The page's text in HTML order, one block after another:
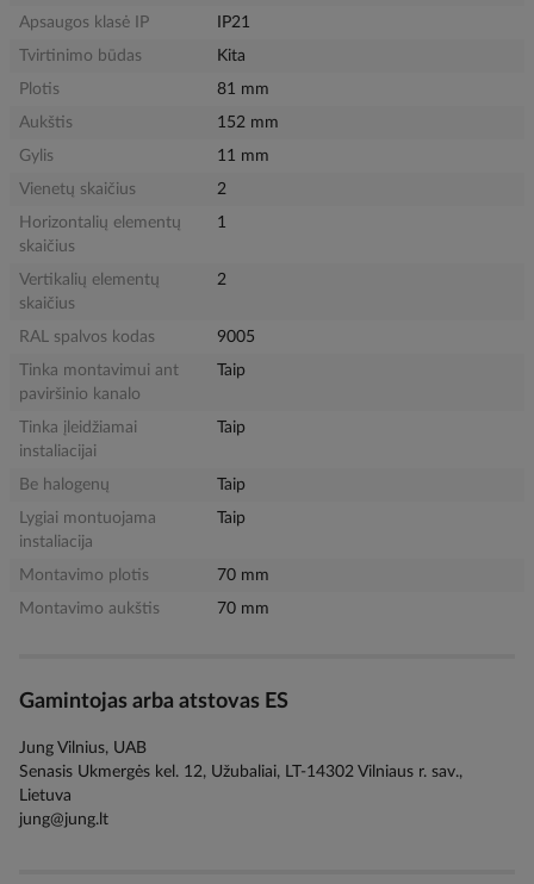
Apsaugos klasė IP
IP21
Tvirtinimo būdas
Kita
Plotis
81 mm
Aukštis
152 mm
Gylis
11 mm
Vienetų skaičius
2
Horizontalių elementų
skaičius
1
Vertikalių elementų
skaičius
2
RAL spalvos kodas
9005
Tinka montavimui ant
paviršinio kanalo
Taip
Tinka įleidžiamai
instaliacijai
Taip
Be halogenų
Taip
Lygiai montuojama
instaliacija
Taip
Montavimo plotis
70 mm
Montavimo aukštis
70 mm
Gamintojas arba atstovas ES
Jung Vilnius, UAB
Senasis Ukmergės kel. 12, Užubaliai, LT-14302 Vilniaus r. sav.,
Lietuva
jung@jung.lt